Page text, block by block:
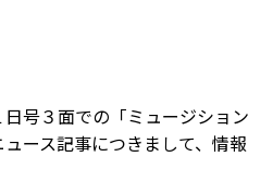
号３面での「ミュージション
ース記事につきまして、情報